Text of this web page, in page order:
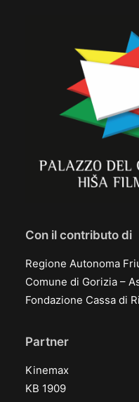
Con il contributo di
Regione Autonoma
Comune di Gorizia –
Fondazione Cassa di
Partner
Kinemax
KB 1909